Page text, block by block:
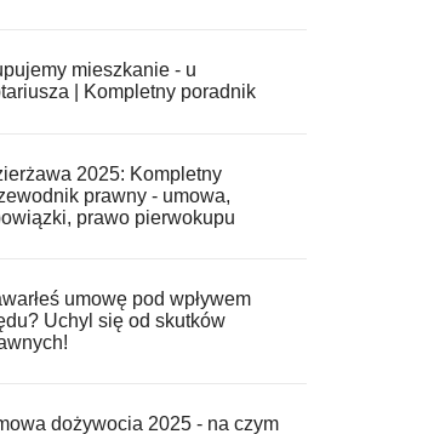
mieszkanie - u
| Kompletny poradnik
2025: Kompletny
prawny - umowa,
prawo pierwokupu
umowę pod wpływem
Uchyl się od skutków
dożywocia 2025 - na czym